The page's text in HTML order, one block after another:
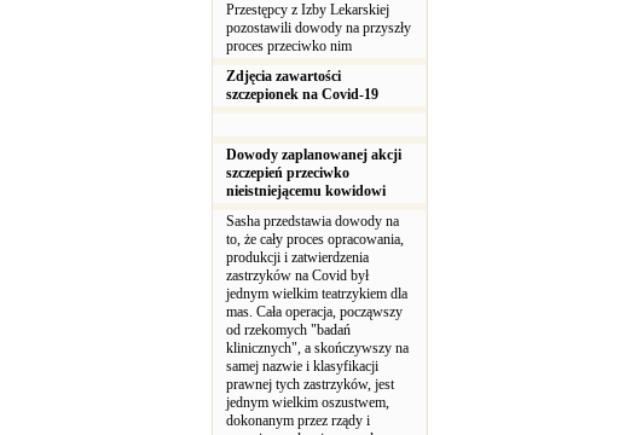
Przestępcy z Izby Lekarskiej
pozostawili dowody na przyszły
proces przeciwko nim
Zdjęcia zawartości
szczepionek na Covid-19
Dowody zaplanowanej akcji
szczepień przeciwko
nieistniejącemu kowidowi
Sasha przedstawia dowody na
to, że cały proces opracowania,
produkcji i zatwierdzenia
zastrzyków na Covid był
jednym wielkim teatrzykiem dla
mas. Cała operacja, począwszy
od rzekomych "badań
klinicznych", a skończywszy na
samej nazwie i klasyfikacji
prawnej tych zastrzyków, jest
jednym wielkim oszustwem,
dokonanym przez rządy i